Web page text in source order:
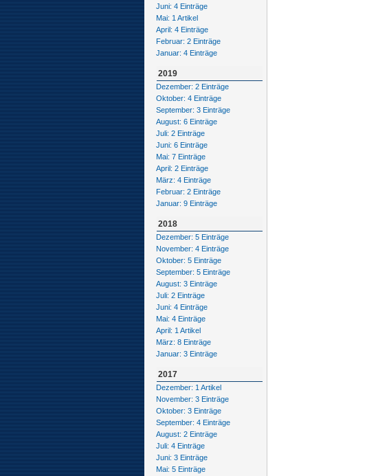
Juni: 4 Einträge
Mai: 1 Artikel
April: 4 Einträge
Februar: 2 Einträge
Januar: 4 Einträge
2019
Dezember: 2 Einträge
Oktober: 4 Einträge
September: 3 Einträge
August: 6 Einträge
Juli: 2 Einträge
Juni: 6 Einträge
Mai: 7 Einträge
April: 2 Einträge
März: 4 Einträge
Februar: 2 Einträge
Januar: 9 Einträge
2018
Dezember: 5 Einträge
November: 4 Einträge
Oktober: 5 Einträge
September: 5 Einträge
August: 3 Einträge
Juli: 2 Einträge
Juni: 4 Einträge
Mai: 4 Einträge
April: 1 Artikel
März: 8 Einträge
Januar: 3 Einträge
2017
Dezember: 1 Artikel
November: 3 Einträge
Oktober: 3 Einträge
September: 4 Einträge
August: 2 Einträge
Juli: 4 Einträge
Juni: 3 Einträge
Mai: 5 Einträge